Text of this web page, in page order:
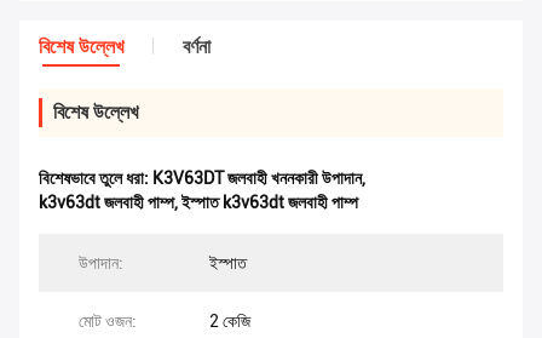
বিশেষ উল্লেখ বর্ণনা
বিশেষ উল্লেখ
বিশেষভাবে তুলে ধরা: K3V63DT জলবাহী খননকারী উপাদান,
k3v63dt জলবাহী পাম্প,ইস্পাত k3v63dt জলবাহী পাম্প
উপাদান: ইস্পাত
মোট ওজন: 2 কেজি